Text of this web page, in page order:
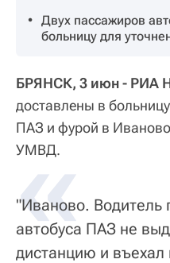
Двух пассажиров
больницу для
БРЯНСК, 3 июн - РИА
доставлены в
ПАЗ и фурой в
УМВД.
«
"Иваново. Водитель
автобуса ПАЗ не
дистанцию и